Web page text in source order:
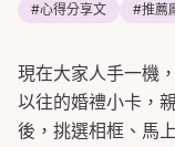
#心得分享文 #推薦
現在大家人手一機
以往的婚禮小卡，
後，挑選相框、馬